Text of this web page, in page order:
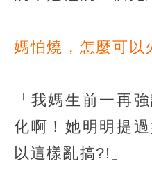
媽怕燒，怎麼可以
「我媽生前一再
化啊！她明明提
以這樣亂搞?!」